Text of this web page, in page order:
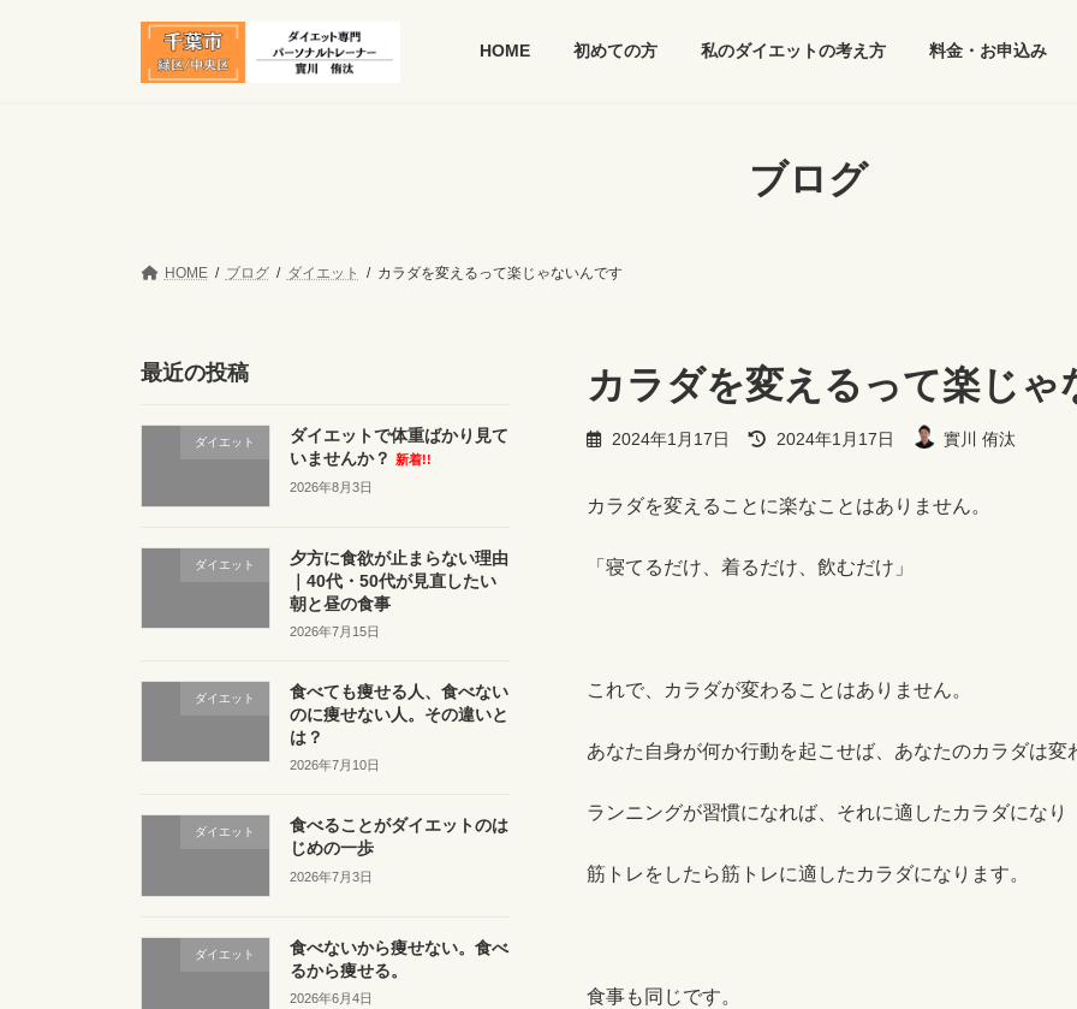
HOME 初めての方 私のダイエットの考え方 料金・お申込み
ブログ
HOME ブログ ダイエット カラダを変えるって楽じゃないんです
カラダを変えるって楽じゃ
2024年1月17日
最
終
新
日
:
2024年1月17日 實川 侑汰
カラダを変えることに楽なことはありません。
「寝てるだけ、着るだけ、飲むだけ」
これで、カラダが変わることはありません。
あなた自身が何か行動を起こせば、あなたのカラダは変
ランニングが習慣になれば、それに適したカラダになり
筋トレをしたら筋トレに適したカラダになります。
食事も同じです。
最近の投稿
ダイエット
ダイエットで体重ばかり見て
いませんか？ 新着!!
2026年8月3日
ダイエット
夕方に食欲が止まらない理由
｜40代・50代が見直したい
朝と昼の食事
2026年7月15日
ダイエット
食べても痩せる人、食べない
のに痩せない人。その違いと
は？
2026年7月10日
ダイエット
食べることがダイエットのは
じめの一歩
2026年7月3日
ダイエット
食べないから痩せない。食べ
るから痩せる。
2026年6月4日